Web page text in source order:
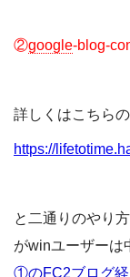
②google-blog-
詳しくはこちら
https://
と二通りのやり
がwinユーザーは
①のFC2ブログ経